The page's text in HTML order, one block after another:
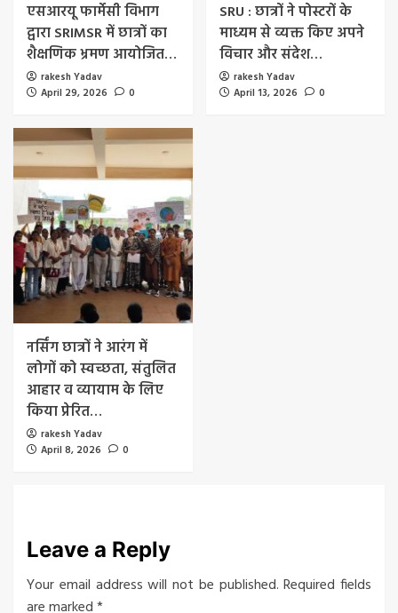
एसआरयू फार्मेसी विभाग
द्वारा SRIMSR में छात्रों का
शैक्षणिक भ्रमण आयोजित…
rakesh Yadav
April 29, 2026
0
SRU : छात्रों ने पोस्टरों के
माध्यम से व्यक्त किए अपने
विचार और संदेश…
rakesh Yadav
April 13, 2026
0
नर्सिंग छात्रों ने आरंग में
लोगों को स्वच्छता, संतुलित
आहार व व्यायाम के लिए
किया प्रेरित…
rakesh Yadav
April 8, 2026
0
Leave a Reply
Your email address will not be published. Required fields
are marked*